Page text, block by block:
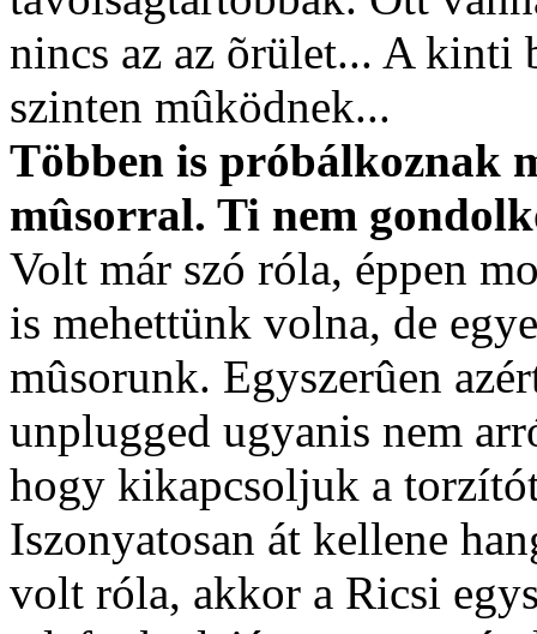
nincs az az õrület... A kinti
szinten mûködnek...
Többen is próbálkoznak
mûsorral. Ti nem
Volt már szó róla, éppen
is mehettünk volna, de
mûsorunk. Egyszerûen
unplugged ugyanis nem
hogy kikapcsoljuk a
Iszonyatosan át kellene
volt róla, akkor a Ricsi